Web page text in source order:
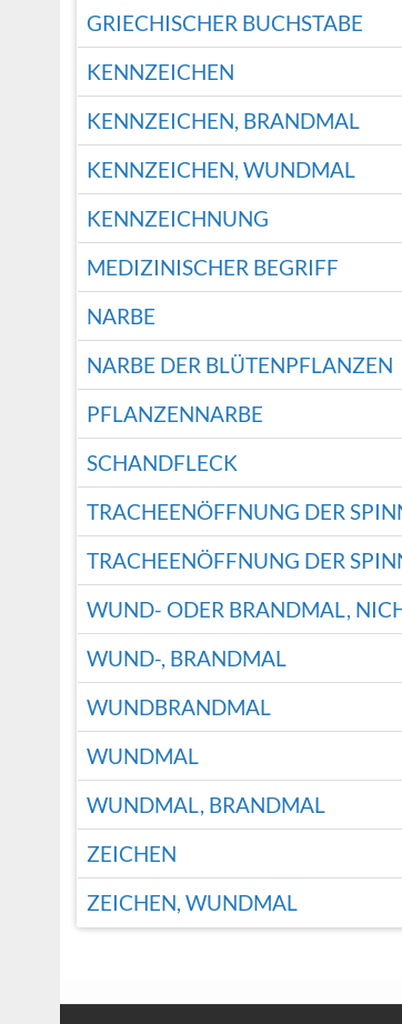
GRIECHISCHER BUCHSTABE
KENNZEICHEN
KENNZEICHEN, BRANDMAL
KENNZEICHEN, WUNDMAL
KENNZEICHNUNG
MEDIZINISCHER BEGRIFF
NARBE
NARBE DER BLÜTENPFLANZEN
PFLANZENNARBE
SCHANDFLECK
TRACHEENÖFFNUNG DER
TRACHEENÖFFNUNG DER
WUND- ODER BRANDMAL,
WUND-, BRANDMAL
WUNDBRANDMAL
WUNDMAL
WUNDMAL, BRANDMAL
ZEICHEN
ZEICHEN, WUNDMAL